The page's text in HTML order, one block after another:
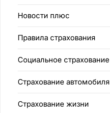
Новости плюс
Правила страхования
Социальное страхование
Страхование автомобиля
Страхование жизни